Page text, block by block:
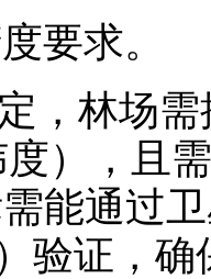
求。
林场需
），且
能通过
验证，